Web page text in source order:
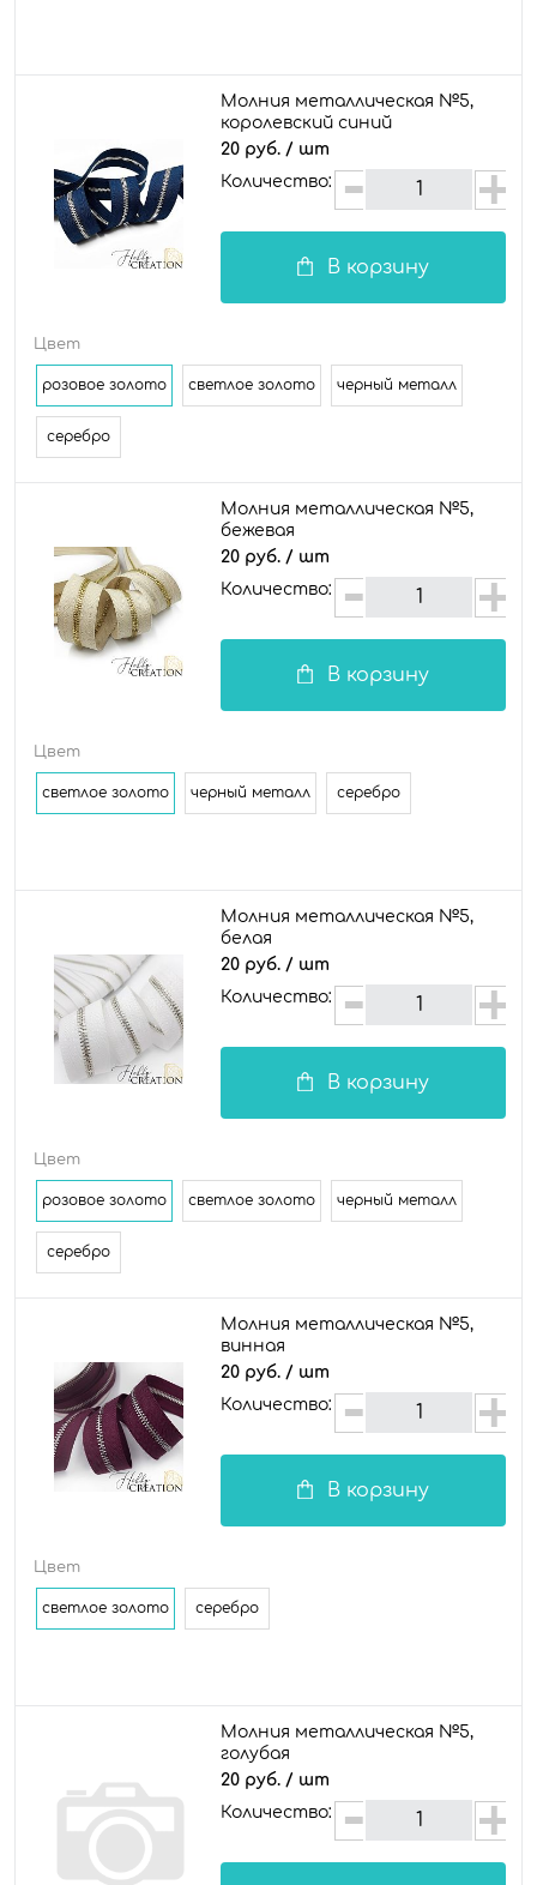
Молния металлическая №5,
королевский синий
20 руб. / шт
Количество:
В корзину
Цвет
розовое золото светлое золото черный металл
серебро
Молния металлическая №5,
бежевая
20 руб. / шт
Количество:
В корзину
Цвет
светлое золото черный металл серебро
Молния металлическая №5,
белая
20 руб. / шт
Количество:
В корзину
Цвет
розовое золото светлое золото черный металл
серебро
Молния металлическая №5,
винная
20 руб. / шт
Количество:
В корзину
Цвет
светлое золото серебро
Молния металлическая №5,
голубая
20 руб. / шт
Количество: